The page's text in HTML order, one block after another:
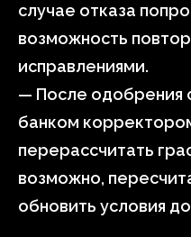
случае отказа
возможность
исправлениями.
— После одобрения
банком
перерассчитать
возможно,
обновить условия